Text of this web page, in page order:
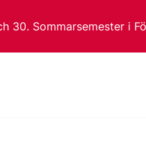
30. Sommarsemester i